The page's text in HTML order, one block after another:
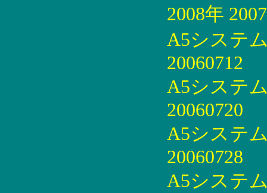
2008年
A5システ
20060712
A5システ
20060720
A5システ
20060728
A5システ